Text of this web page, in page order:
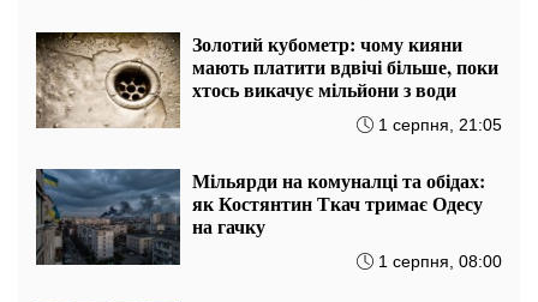
Золотий кубометр: чому кияни
мають платити вдвічі більше, поки
хтось викачує мільйони з води
1 серпня, 21:05
Мільярди на комуналці та обідах:
як Костянтин Ткач тримає Одесу
на гачку
1 серпня, 08:00